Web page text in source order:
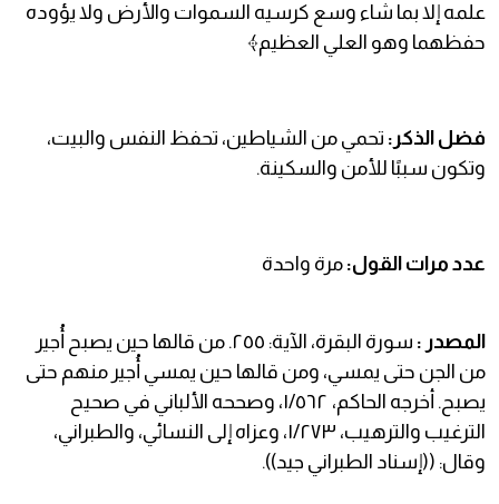
علمه إلا بما شاء وسع كرسيه السموات والأرض ولا يؤوده
حفظهما وهو العلي العظيم﴾
فضل الذكر: تحمي من الشياطين، تحفظ النفس والبيت،
وتكون سببًا للأمن والسكينة.
عدد مرات القول: مرة واحدة
المصدر :
سورة البقرة، الآية: ٢٥٥. من قالها حين يصبح أُجير
من الجن حتى يمسي، ومن قالها حين يمسي أُجير منهم حتى
يصبح. أخرجه الحاكم، ١/٥٦٢، وصححه الألباني في صحيح
الترغيب والترهيب، ١/٢٧٣، وعزاه إلى النسائي، والطبراني،
وقال: ((إسناد الطبراني جيد)).